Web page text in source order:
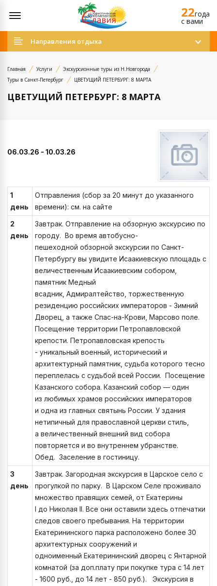
22года
c вами
Направления отдыха
Главная Услуги
Экскурсионные туры из Н.Новгорода
Туры в Санкт-Петербург
ЦВЕТУЩИЙ ПЕТЕРБУРГ: 8 МАРТА
ЦВЕТУЩИЙ ПЕТЕРБУРГ: 8 МАРТА
06.03.26 - 10.03.26
1
день
Отправления (сбор за 20 минут до указанного
времени): см. на сайте
2
день
Завтрак. Отправление на обзорную экскурсию по
городу. Во время автобусно-
пешеходной обзорной экскурсии по Санкт-
Петербургу вы увидите Исаакиевскую площадь с
величественным Исаакиевским собором,
памятник Медный
всадник, Адмиралтейство, торжественную
резиденцию российских императоров - Зимний
Дворец, а также Спас-на-Крови, Марсово поле.
Посещение территории Петропавловской
крепости. Петропавловская крепость
- уникальный военный, исторический и
архитектурный памятник, судьба которого тесно
переплелась с судьбой всей России. Посещение
Казанского собора. Казанский собор — один
из любимых храмов российских императоров
и одна из главных святынь России. У здания
нетипичный для православной церкви стиль,
а величественный внешний вид собора
повторяется и во внутреннем убранстве.
Обед. Заселение в гостиницу.
3
день
Завтрак. Загородная экскурсия в Царское село с
прогулкой по парку. В Царском Селе проживало
множество правящих семей, от Екатерины
I до Николая II. Все они оставили здесь отпечатки
следов своего пребывания. На территории
Екатерининского парка расположено более 30
архитектурных сооружений и
одноименный Екатерининский дворец с Янтарной
комнатой (за доп.плату при покупке тура с 14 лет
- 1600 руб., до 14 лет - 850 руб.). Экскурсия в